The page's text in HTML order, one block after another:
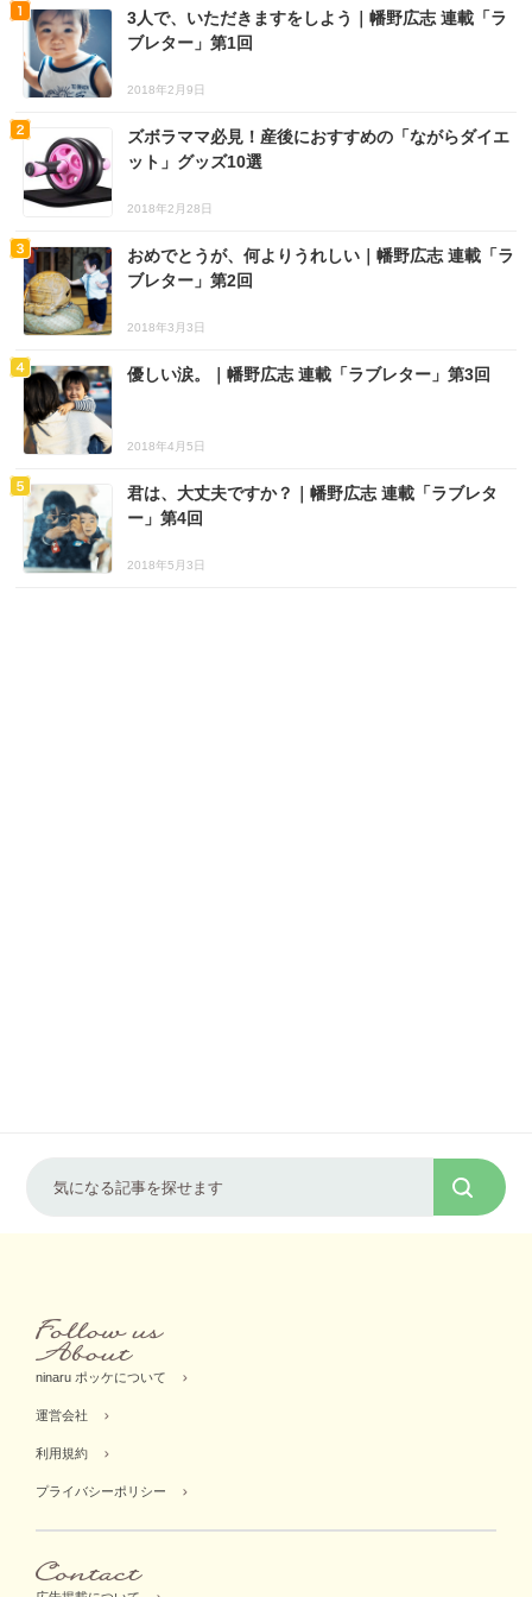
3人で、いただきますをしよう｜幡野広志 連載「ラ
ブレター」第1回
2018年2月9日
ズボラママ必見！産後におすすめの「ながらダイエ
ット」グッズ10選
2018年2月28日
おめでとうが、何よりうれしい｜幡野広志 連載「ラ
ブレター」第2回
2018年3月3日
優しい涙。｜幡野広志 連載「ラブレター」第3回
2018年4月5日
君は、大丈夫ですか？｜幡野広志 連載「ラブレタ
ー」第4回
2018年5月3日
ninaru ポッケについて
運営会社
利用規約
プライバシーポリシー